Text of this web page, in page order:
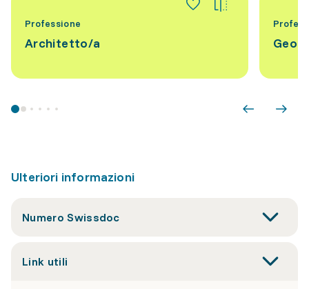
Professione
Architetto/a
Ulteriori informazioni
Numero Swissdoc
Link utili